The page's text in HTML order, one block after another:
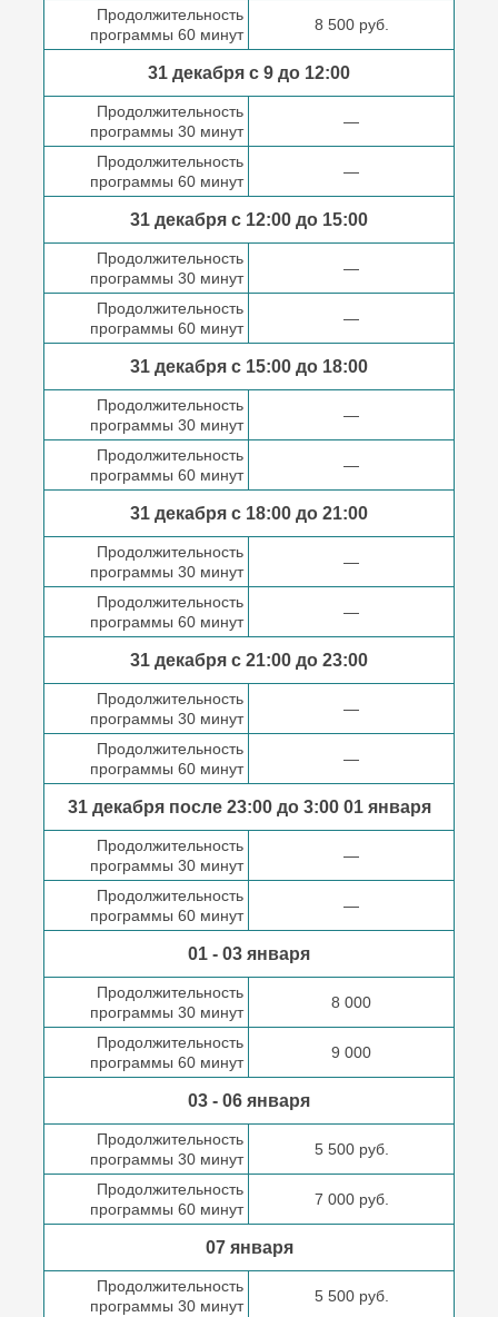
Продолжительность
программы 60 минут
8 500 руб.
31 декабря с 9 до 12:00
Продолжительность
программы 30 минут
—
Продолжительность
программы 60 минут
—
31 декабря с 12:00 до 15:00
Продолжительность
программы 30 минут
—
Продолжительность
программы 60 минут
—
31 декабря с 15:00 до 18:00
Продолжительность
программы 30 минут
—
Продолжительность
программы 60 минут
—
31 декабря с 18:00 до 21:00
Продолжительность
программы 30 минут
—
Продолжительность
программы 60 минут
—
31 декабря с 21:00 до 23:00
Продолжительность
программы 30 минут
—
Продолжительность
программы 60 минут
—
31 декабря после23:00 до 3:0001 января
Продолжительность
программы 30 минут
—
Продолжительность
программы 60 минут
—
01 - 03 января
Продолжительность
программы 30 минут
8 000
Продолжительность
программы 60 минут
9 000
03 - 06 января
Продолжительность
программы 30 минут
5 500 руб.
Продолжительность
программы 60 минут
7 000 руб.
07 января
Продолжительность
программы 30 минут
5 500 руб.